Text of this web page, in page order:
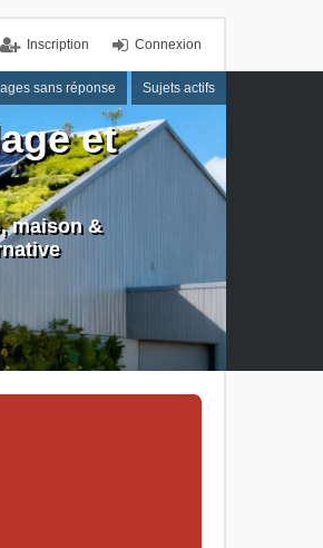
Connexion
Inscription
sans réponse Sujets actifs
et
maison &